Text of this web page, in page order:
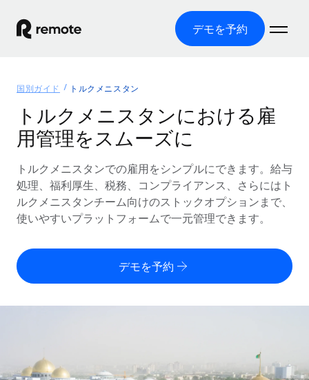
デモを予約
グローバル雇用
グローバル給与処理
コンプライアンス対応の給与処理を手軽に
Employer of Record（EOR）
グローバル展開をコストをかけずに実現
Contractor of Record
世界中の契約社員と法令を遵守して契約
ソリューション
各国の制度に対応
国別ガイド
/国別のグローバル雇用支援を検索する
Remoteを他社と比較
スタートアップ
リソース
ツールと計算ツール
従業員コスト計算ツール
価格
English
Français
国別ガイド トルクメニスタン
トルクメニスタンにおける雇
用管理をスムーズに
トルクメニスタンでの雇用をシンプルにできます。給与
処理、福利厚生、税務、コンプライアンス、さらにはト
ルクメニスタンチーム向けのストックオプションまで、
使いやすいプラットフォームで一元管理できます。
デモを予約